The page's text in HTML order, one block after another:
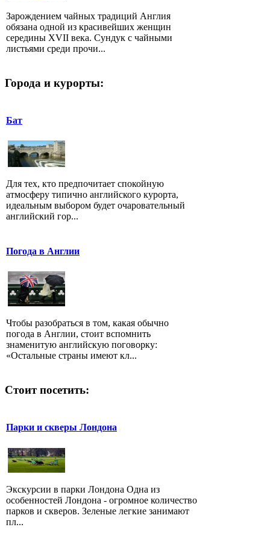
Зарождением чайных традиций Англия
обязана одной из красивейших женщин
середины XVII века. Сундук с чайными
листьями среди прочи...
Города и курорты:
Бат
Для тех, кто предпочитает спокойную
атмосферу типично английского курорта,
идеальным выбором будет очаровательный
английский гор...
Погода в Англии
Чтобы разобраться в том, какая обычно
погода в Англии, стоит вспомнить
знаменитую английскую поговорку:
«Остальные страны имеют кл...
Стоит посетить:
Парки и скверы Лондона
Экскурсии в парки Лондона Одна из
особенностей Лондона - огромное количество
парков и скверов. Зеленые легкие занимают
пл...